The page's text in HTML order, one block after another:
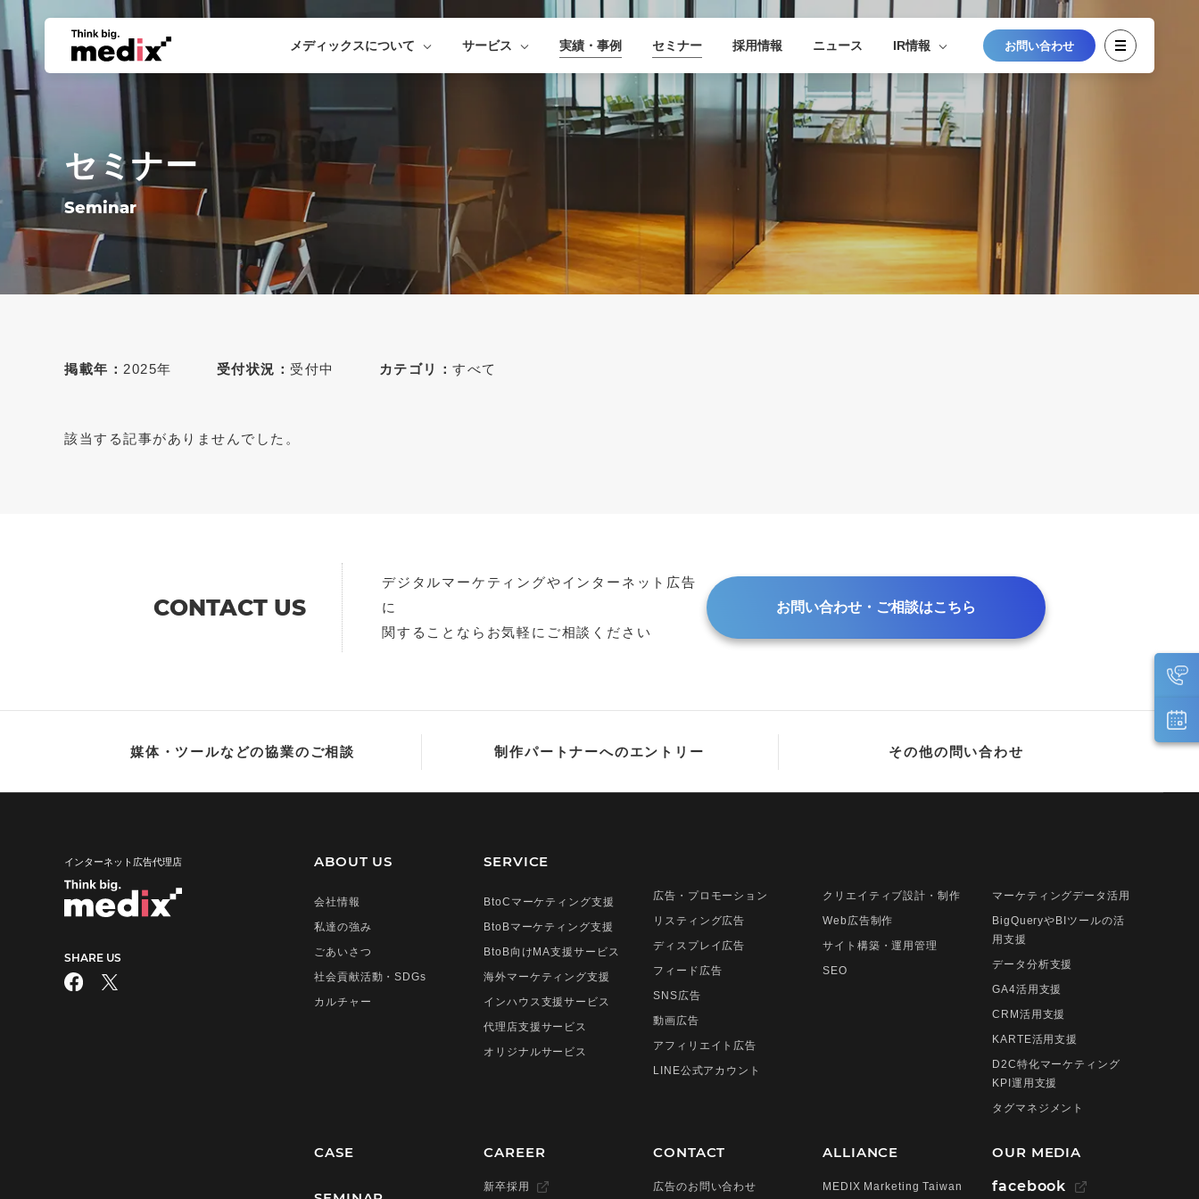
メディックスについて サービス 実績・事例 セミナー 採用情報 ニュース IR情報 お問い合わせ
セミナー
Seminar
掲載年： 2025年
2026年
2021年
2013年
2011年
受付状況： 受付中
カテゴリ： すべて
該当する記事がありませんでした。
CONTACT US
デジタルマーケティングやインターネット広告
に
関することならお気軽にご相談ください
お問い合わせ・ご相談はこちら
媒体・ツールなどの協業のご相談 制作パートナーへのエントリー その他の問い合わせ
インターネット広告代理店 ABOUT US
会社情報
私達の強み
ごあいさつ
社会貢献活動・SDGs
カルチャー
SERVICE
BtoCマーケティング支援
BtoBマーケティング支援
BtoB向けMA支援サービス
海外マーケティング支援
インハウス支援サービス
代理店支援サービス
オリジナルサービス
広告・プロモーション
リスティング広告
ディスプレイ広告
フィード広告
SNS広告
動画広告
アフィリエイト広告
LINE公式アカウント
クリエイティブ設計・制作
Web広告制作
サイト構築・運用管理
SEO
マーケティングデータ活用
BigQueryやBIツールの活
用支援
データ分析支援
GA4活用支援
CRM活用支援
KARTE活用支援
D2C特化マーケティング
KPI運用支援
タグマネジメント
CASE CAREER
新卒採用
CONTACT
広告のお問い合わせ
ALLIANCE
MEDIX Marketing Taiwan
OUR MEDIA
facebook
SHARE US